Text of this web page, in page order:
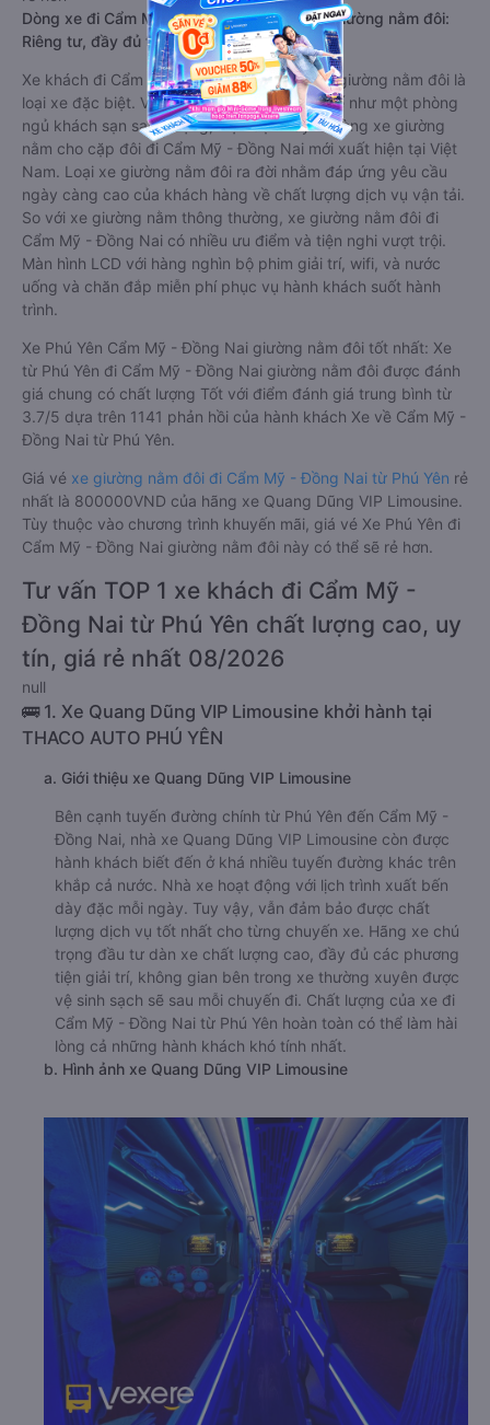
Dòng xe đi Cẩm Mỹ - Đồng Nai từ Phú Yên giường nằm đôi:
Riêng tư, đầy đủ tiện nghi
Xe khách đi Cẩm Mỹ - Đồng Nai từ Phú Yên giường nằm đôi là
loại xe đặc biệt. Với mỗi giường được thiết kế như một phòng
ngủ khách sạn sang trọng, hiện đại. Đây là dòng xe giường
nằm cho cặp đôi đi Cẩm Mỹ - Đồng Nai mới xuất hiện tại Việt
Nam. Loại xe giường nằm đôi ra đời nhằm đáp ứng yêu cầu
ngày càng cao của khách hàng về chất lượng dịch vụ vận tải.
So với xe giường nằm thông thường, xe giường nằm đôi đi
Cẩm Mỹ - Đồng Nai có nhiều ưu điểm và tiện nghi vượt trội.
Màn hình LCD với hàng nghìn bộ phim giải trí, wifi, và nước
uống và chăn đắp miễn phí phục vụ hành khách suốt hành
trình.
Xe Phú Yên Cẩm Mỹ - Đồng Nai giường nằm đôi tốt nhất: Xe
từ Phú Yên đi Cẩm Mỹ - Đồng Nai giường nằm đôi được đánh
giá chung có chất lượng Tốt với điểm đánh giá trung bình từ
3.7/5 dựa trên 1141 phản hồi của hành khách Xe về Cẩm Mỹ -
Đồng Nai từ Phú Yên.
Giá vé xe giường nằm đôi đi Cẩm Mỹ - Đồng Nai từ Phú Yên rẻ
nhất là 800000VND của hãng xe Quang Dũng VIP Limousine.
Tùy thuộc vào chương trình khuyến mãi, giá vé Xe Phú Yên đi
Cẩm Mỹ - Đồng Nai giường nằm đôi này có thể sẽ rẻ hơn.
Tư vấn TOP 1 xe khách đi Cẩm Mỹ -
Đồng Nai từ Phú Yên chất lượng cao, uy
tín, giá rẻ nhất 08/2026
null
🚌 1. Xe Quang Dũng VIP Limousine khởi hành tại
THACO AUTO PHÚ YÊN
a. Giới thiệu xe Quang Dũng VIP Limousine
Bên cạnh tuyến đường chính từ Phú Yên đến Cẩm Mỹ -
Đồng Nai, nhà xe Quang Dũng VIP Limousine còn được
hành khách biết đến ở khá nhiều tuyến đường khác trên
khắp cả nước. Nhà xe hoạt động với lịch trình xuất bến
dày đặc mỗi ngày. Tuy vậy, vẫn đảm bảo được chất
lượng dịch vụ tốt nhất cho từng chuyến xe. Hãng xe chú
trọng đầu tư dàn xe chất lượng cao, đầy đủ các phương
tiện giải trí, không gian bên trong xe thường xuyên được
vệ sinh sạch sẽ sau mỗi chuyến đi. Chất lượng của xe đi
Cẩm Mỹ - Đồng Nai từ Phú Yên hoàn toàn có thể làm hài
lòng cả những hành khách khó tính nhất.
b. Hình ảnh xe Quang Dũng VIP Limousine